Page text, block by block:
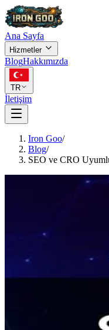
Ana Sayfa
Hizmetler
BlogHakkımızda
TR
İletişim
Iron Goo/
Blog/
SEO ve CRO